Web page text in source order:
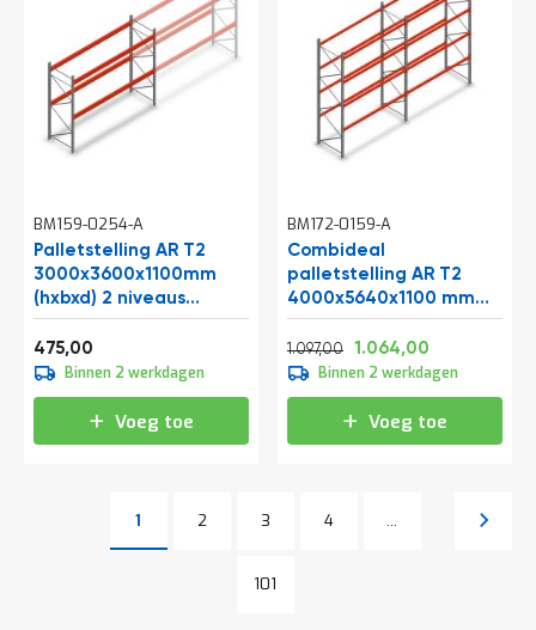
BM159-0254-A
Palletstelling AR T2
3000x3600x1100mm
(hxbxd) 2 niveaus
3004kg/niv beginsectie
Vanaf
475,00
Binnen 2 werkdagen
Voeg toe
BM172-0159-A
Combideal
palletstelling AR T2
4000x5640x1100 mm
(hxbxd) 4 niveaus
1820kg/niv
Normale prijs
1.097,00 1.327,37
Vanaf
1.064,00
Binnen 2 werkdagen
Voeg toe
U lees momenteel pagina
1 Pagina
2 Pagina
3 Pagina
4 ...
Pagina
101
Pagina